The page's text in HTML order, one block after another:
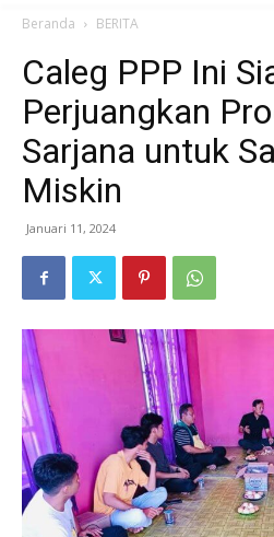
Beranda BERITA
Caleg PPP Ini
Perjuangkan
Sarjana untuk
Miskin
Januari 11, 2024